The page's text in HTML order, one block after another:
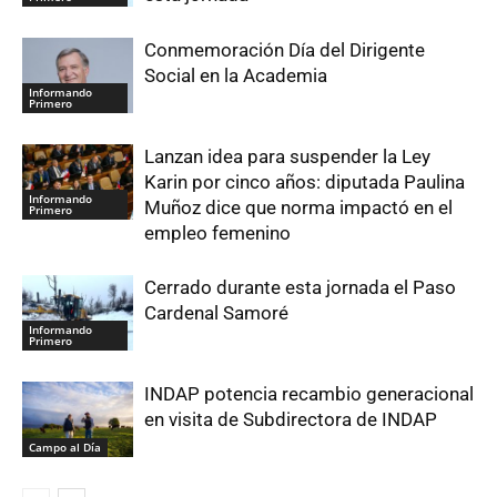
Informando
Primero
Conmemoración Día del Dirigente
Social en la Academia
Informando
Primero
Lanzan idea para suspender la Ley
Karin por cinco años: diputada Paulina
Muñoz dice que norma impactó en el
empleo femenino
Informando
Primero
Cerrado durante esta jornada el Paso
Cardenal Samoré
Campo al Día
INDAP potencia recambio generacional
en visita de Subdirectora de INDAP